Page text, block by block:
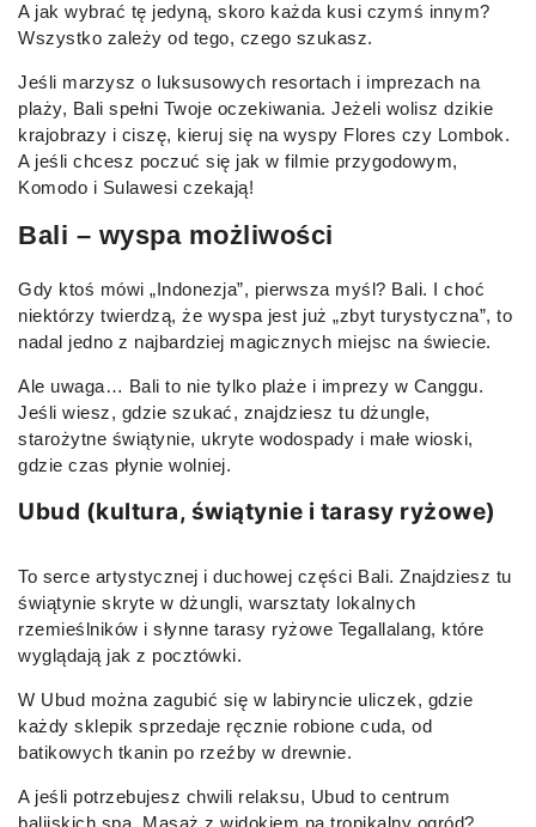
A jak wybrać tę jedyną, skoro każda kusi czymś innym?
Wszystko zależy od tego, czego szukasz.
Jeśli marzysz o luksusowych resortach i imprezach na
plaży, Bali spełni Twoje oczekiwania. Jeżeli wolisz dzikie
krajobrazy i ciszę, kieruj się na wyspy Flores czy Lombok.
A jeśli chcesz poczuć się jak w filmie przygodowym,
Komodo i Sulawesi czekają!
Bali – wyspa możliwości
Gdy ktoś mówi „Indonezja”, pierwsza myśl? Bali. I choć
niektórzy twierdzą, że wyspa jest już „zbyt turystyczna”, to
nadal jedno z najbardziej magicznych miejsc na świecie.
Ale uwaga… Bali to nie tylko plaże i imprezy w Canggu.
Jeśli wiesz, gdzie szukać, znajdziesz tu dżungle,
starożytne świątynie, ukryte wodospady i małe wioski,
gdzie czas płynie wolniej.
Ubud (kultura, świątynie i tarasy ryżowe)
To serce artystycznej i duchowej części Bali. Znajdziesz tu
świątynie skryte w dżungli, warsztaty lokalnych
rzemieślników i słynne tarasy ryżowe Tegallalang, które
wyglądają jak z pocztówki.
W Ubud można zagubić się w labiryncie uliczek, gdzie
każdy sklepik sprzedaje ręcznie robione cuda, od
batikowych tkanin po rzeźby w drewnie.
A jeśli potrzebujesz chwili relaksu, Ubud to centrum
balijskich spa. Masaż z widokiem na tropikalny ogród?